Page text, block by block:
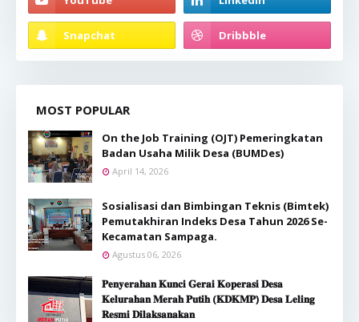
MOST POPULAR
On the Job Training (OJT) Pemeringkatan
Badan Usaha Milik Desa (BUMDes)
April 14, 2026
Sosialisasi dan Bimbingan Teknis (Bimtek)
Pemutakhiran Indeks Desa Tahun 2026 Se-
Kecamatan Sampaga.
Agustus 06, 2026
𝐏𝐞𝐧𝐲𝐞𝐫𝐚𝐡𝐚𝐧 𝐊𝐮𝐧𝐜𝐢 𝐆𝐞𝐫𝐚𝐢 𝐊𝐨𝐩𝐞𝐫𝐚𝐬𝐢 𝐃𝐞𝐬𝐚
𝐊𝐞𝐥𝐮𝐫𝐚𝐡𝐚𝐧 𝐌𝐞𝐫𝐚𝐡 𝐏𝐮𝐭𝐢𝐡 (𝐊𝐃𝐊𝐌𝐏) 𝐃𝐞𝐬𝐚 𝐋𝐞𝐥𝐢𝐧𝐠
𝐑𝐞𝐬𝐦𝐢 𝐃𝐢𝐥𝐚𝐤𝐬𝐚𝐧𝐚𝐤𝐚𝐧